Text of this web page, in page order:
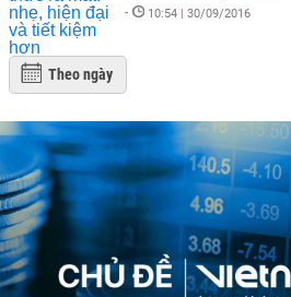
- 10:54 | 30/09/2016
Theo ngày